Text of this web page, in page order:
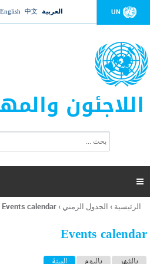
to navigation UN العربية 中文
English
اللاجئون
ت
ر
ل
ح
ب

أنت
هنا
الرئيسية › الجدول الزمني ›
Events calendar
Events calendar